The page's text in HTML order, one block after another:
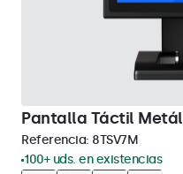
Pantalla Táctil
Referencia: 8TSV7M
100+ uds. en existencias